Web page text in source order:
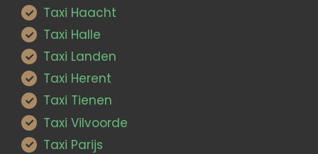
Taxi Haacht
Taxi Halle
Taxi Landen
Taxi Herent
Taxi Tienen
Taxi Vilvoorde
Taxi Parijs